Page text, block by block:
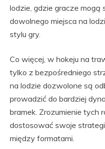
lodzie, gdzie gracze mogą
dowolnego miejsca na
stylu gry.
Co więcej, w hokeju na
tylko z bezpośredniego
na lodzie dozwolone są
prowadzić do bardziej
bramek. Zrozumienie tych
dostosować swoje
między formatami.